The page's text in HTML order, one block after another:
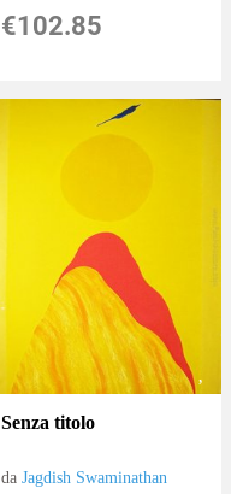
€102.85
Senza titolo
daJagdish Swaminathan